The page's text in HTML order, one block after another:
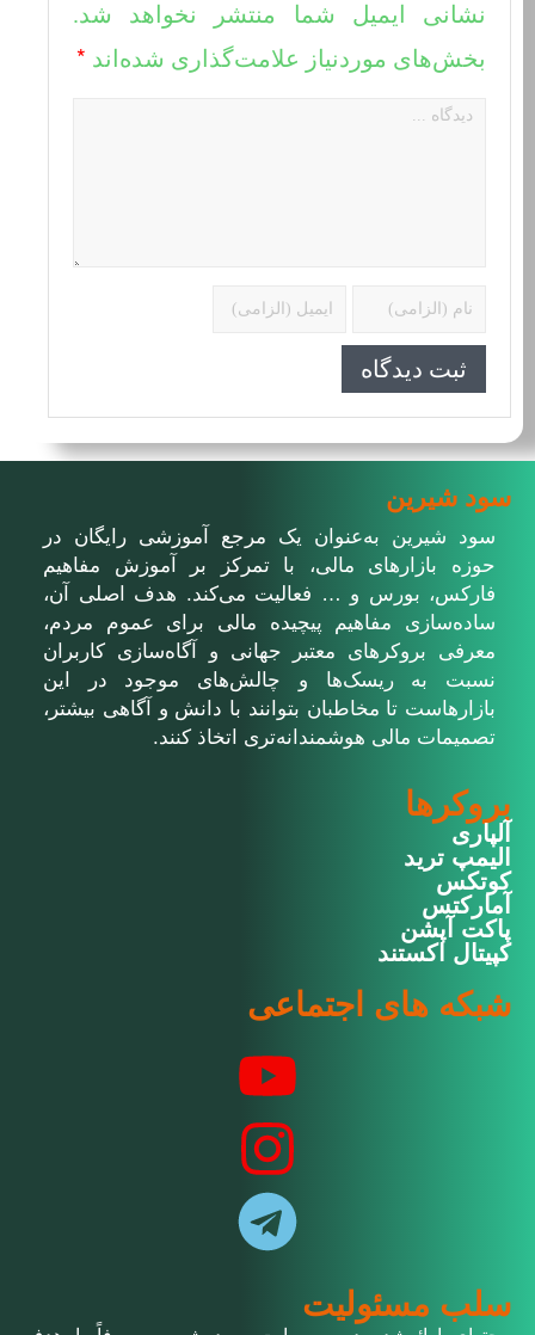
نشانی ایمیل شما منتشر نخواهد شد.
بخش‌های موردنیاز علامت‌گذاری شده‌اند *
سود شیرین
سود شیرین به‌عنوان یک مرجع آموزشی رایگان در
حوزه بازارهای مالی، با تمرکز بر آموزش مفاهیم
فارکس، بورس و … فعالیت می‌کند. هدف اصلی آن،
ساده‌سازی مفاهیم پیچیده مالی برای عموم مردم،
معرفی بروکرهای معتبر جهانی و آگاه‌سازی کاربران
نسبت به ریسک‌ها و چالش‌های موجود در این
بازارهاست تا مخاطبان بتوانند با دانش و آگاهی بیشتر،
تصمیمات مالی هوشمندانه‌تری اتخاذ کنند.
بروکرها
آلپاری
الیمپ ترید
کوتکس
آمارکتس
پاکت آپشن
کپیتال اکستند
شبکه های اجتماعی
سلب مسئولیت